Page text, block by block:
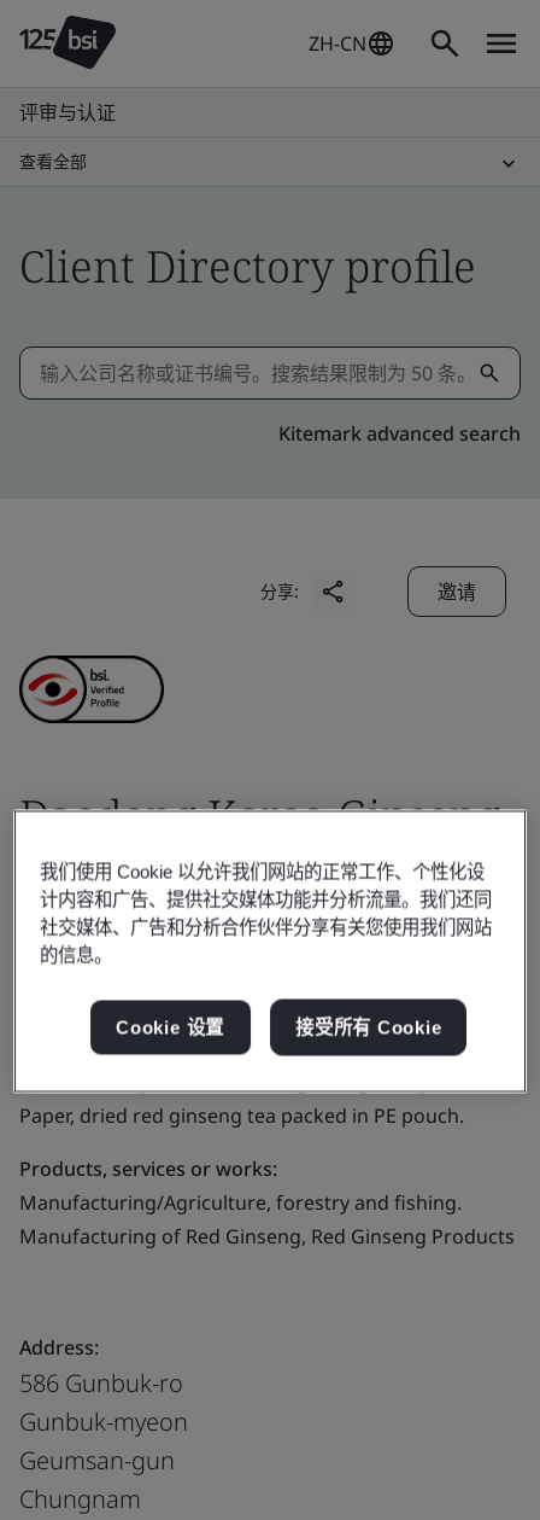
ZH-CN
评审与认证
查看全部
Client Directory profile
Kitemark advanced search
分享: 邀请
Daedong Korea Ginseng
Co., Ltd.
Business scope:
sterilized red ginseng extract packed in glass bottle,
honeyed dried red ginseng root (sliced and whole)
Paper, dried red ginseng tea packed in PE pouch.
Products, services or works:
Manufacturing/Agriculture, forestry and fishing.
Manufacturing of Red Ginseng, Red Ginseng Products
Address:
586 Gunbuk-ro
Gunbuk-myeon
Geumsan-gun
Chungnam
我们使用 Cookie 以允许我们网站的正常工作、个性化设
计内容和广告、提供社交媒体功能并分析流量。我们还同
社交媒体、广告和分析合作伙伴分享有关您使用我们网站
的信息。
Cookie 设置 接受所有 Cookie